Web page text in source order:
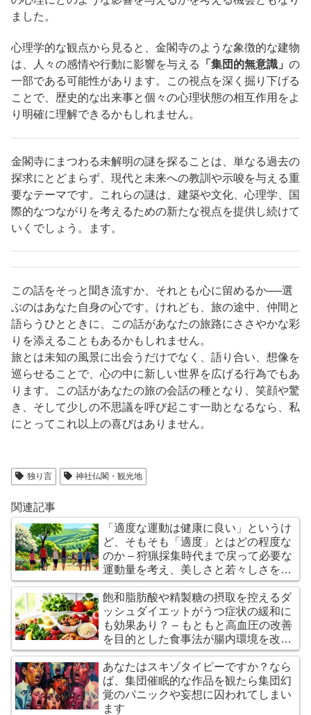
ました。
心理学的な観点から見ると、金閣寺のような象徴的な建物
は、人々の感情や行動に影響を与える
「集団的無意識」 の
一部である可能性があります。この視点を深く掘り下げる
ことで、歴史的な出来事と個々の心理状態の相互作用をよ
り明確に理解できるかもしれません。
金閣寺にまつわる未解明の謎を探ることは、単なる過去の
探求にとどまらず、現代と未来への教訓や示唆を与える重
要なテーマです。これらの謎は、建築や文化、心理学、国
際的なつながりを考えるための新たな視点を提供し続けて
いくでしょう。ます。
この話をそっと聞き流すか、それとも心に留めるか──選
ぶのはあなた自身の心です。けれども、旅の途中、仲間と
語らうひとときに、この話があなたの旅路にささやかな彩
りを添えることもあるかもしれません。
旅とは未知の風景に出会うだけでなく、語り合い、想像を
巡らせることで、心の中に新しい世界を広げる行為でもあ
ります。この話があなたの旅の会話の種となり、笑顔や驚
き、そして少しの不思議を呼び起こす一助となるなら、私
にとってこれ以上の喜びはありません。
独り言 神社仏閣・観光地
関連記事
「適度な運動は健康に良い」というけ
ど、そもそも「適度」とはどの程度な
のか – 狩猟採集時代まで戻って必要な
運動量を考え、美しさと若々しさを保
つための最適な運動量を探る
飽和脂肪酸や精製糖の摂取を控えるダ
ッシュダイエットがうつ症状の緩和に
も効果あり？ – もともと高血圧の改善
を目的とした食事法が腸内環境を改善
し機能や気分の安定にも寄与
あなたはスキゾタイピーですか？なら
ば、集団催眠的な作品を観たら集団幻
覚のパニックや妄想に囚われてしまい
ます